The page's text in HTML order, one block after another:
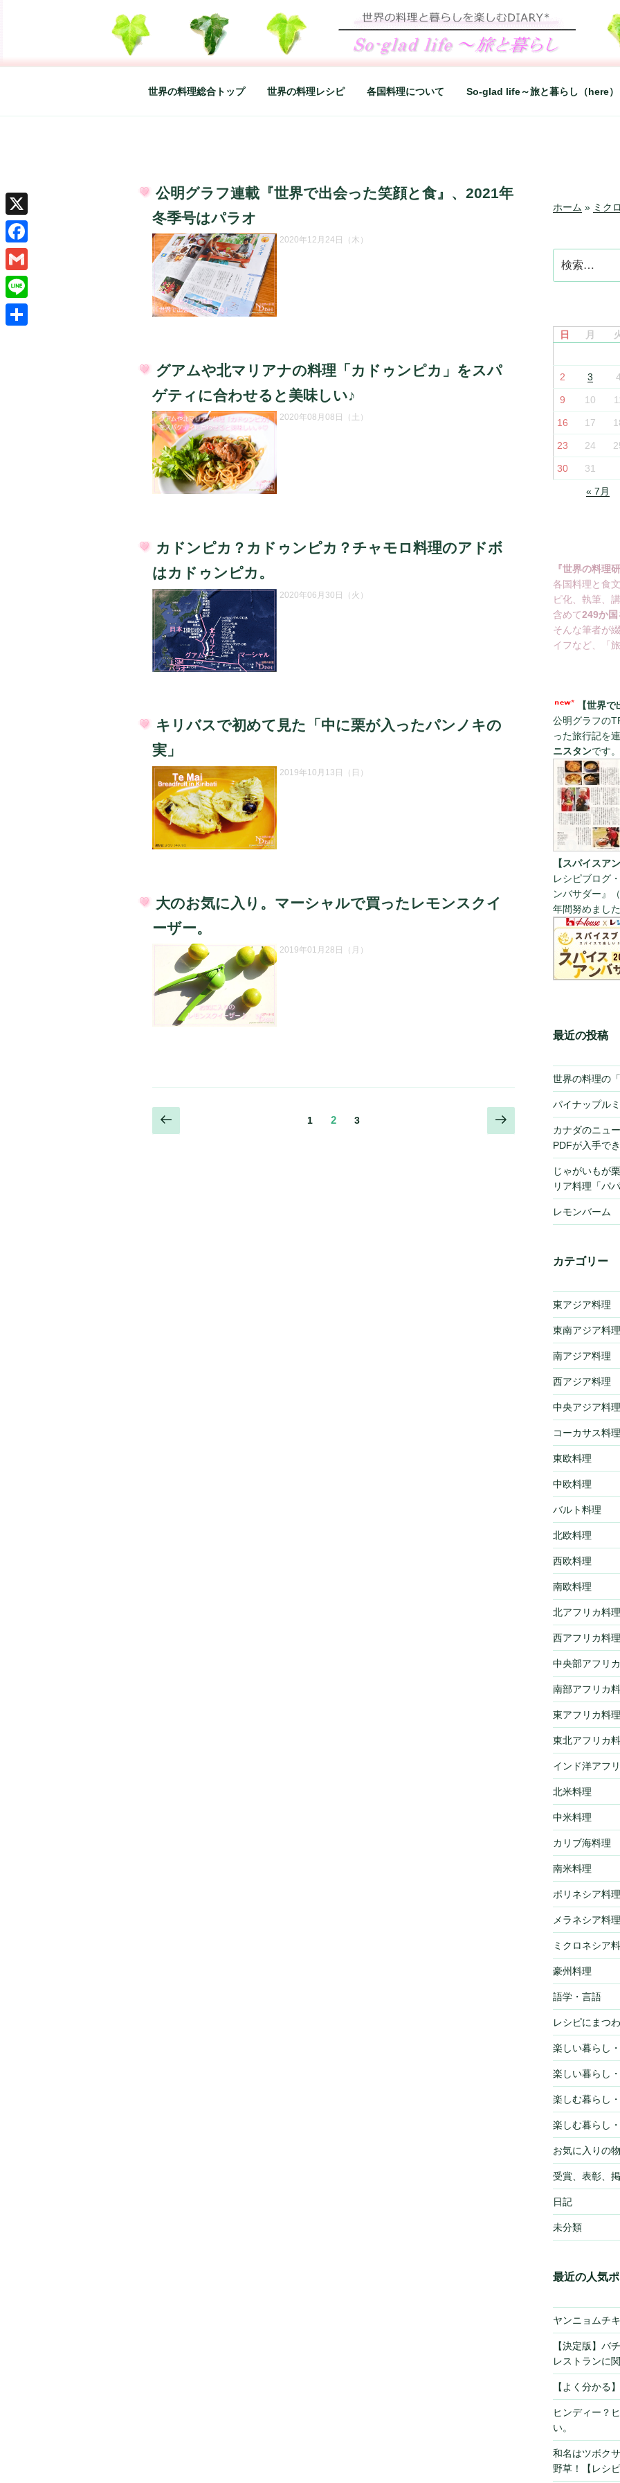
SO-GLAD LIFE～旅と暮らし
世界の料理のエッセイやレシピ、シンプルライフ、楽しい暮らしなどを綴る、世界248か国を
世界の料理総合トップ 世界の料理レシピ 各国料理について So-glad life～旅と暮らし（here）
稿
日:
公明グラフ連載『世界で出会った笑顔と食』、2021年
冬季号はパラオ
2020年12月24日（木）
稿
日:
グアムや北マリアナの料理「カドゥンピカ」をスパ
ゲティに合わせると美味しい♪
2020年08月08日（土）
稿
日:
カドンピカ？カドゥンピカ？チャモロ料理のアドボ
はカドゥンピカ。
2020年06月30日（火）
稿
日:
キリバスで初めて見た「中に栗が入ったパンノキの
実」
2019年10月13日（日）
稿
大のお気に入り。マーシャルで買ったレモンスクイ
ーザー。
2019年01月28日（月）
投前
の
固
1
固
2
固
3
次
の
ホーム » ミク
索:
日
月
2 3 4
9 10
16 17
23 24
30 31
« 7月
『世界の料理
各国料理と食
ピ化、執筆、
含めて249か国
そんな筆者が
イフなど、「
【世界
公明グラフの
った旅行記を
ニスタンです。
【スパイスア
レシピブログ
ンバサダー』
年間努めました
最近の投稿
世界の料理の
パイナップル
カナダのニュ
PDFが入手で
じゃがいもが
リア料理「パ
レモンバーム
カテゴリー
東アジア料理
東南アジア料理
南アジア料理
西アジア料理
中央アジア料理
コーカサス料理
東欧料理
中欧料理
バルト料理
北欧料理
西欧料理
南欧料理
北アフリカ料理
西アフリカ料理
中央部アフリ
南部アフリカ
東アフリカ料理
東北アフリカ
インド洋アフ
北米料理
中米料理
カリブ海料理
南米料理
ポリネシア料理
メラネシア料理
ミクロネシア
豪州料理
語学・言語
レシピにまつ
楽しい暮らし
楽しい暮らし
楽しむ暮らし
楽しむ暮らし
お気に入りの物
受賞、表彰、
日記
未分類
最近の人気ポ
ヤンニョムチ
【決定版】バ
レストランに
【よく分かる
ヒンディー？
い。
和名はツボク
野草！【レシピ
X
Facebook
Gmail
Line